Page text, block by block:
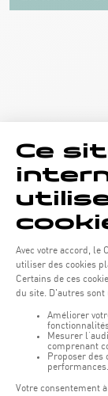
Horaires
Lundi - vendredi
Weekend : 07h30